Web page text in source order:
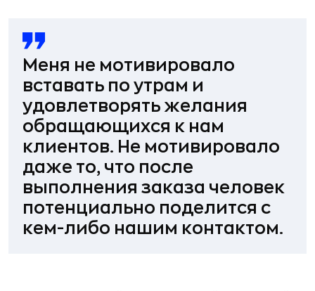
Меня не мотивировало
вставать по утрам и
удовлетворять желания
обращающихся к нам
клиентов. Не мотивировало
даже то, что после
выполнения заказа человек
потенциально поделится с
кем-либо нашим контактом.